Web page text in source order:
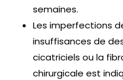
semaines.
Les imperfections
insuffisances de
cicatriciels ou la
chirurgicale est